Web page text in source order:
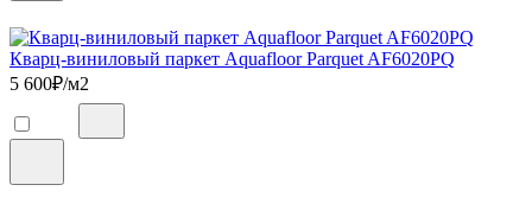
Кварц-виниловый паркет Aquafloor Parquet AF6020PQ
5 600₽/м2